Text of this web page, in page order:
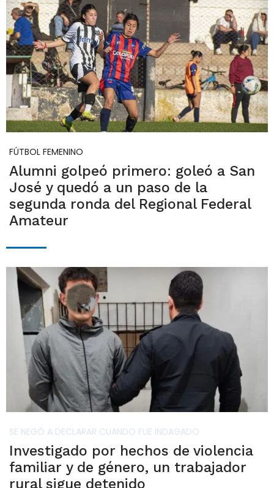
FÚTBOL FEMENINO
Alumni golpeó primero: goleó a San
José y quedó a un paso de la
segunda ronda del Regional Federal
Amateur
SE NEGÓ A DECLARAR CUANDO FUE INDAGADO
Investigado por hechos de violencia
familiar y de género, un trabajador
rural sigue detenido